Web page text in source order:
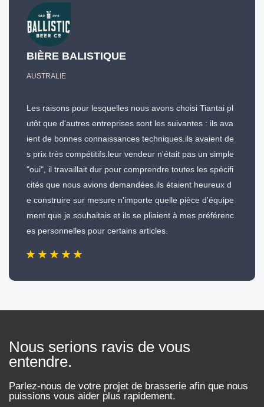
BIÈRE BALISTIQUE
AUSTRALIE
Les raisons pour lesquelles nous avons choisi Tiantai pl
utôt que d'autres entreprises sont les suivantes : ils ava
ient de bonnes connaissances techniques.ils avaient de
s prix très compétitifs.leur vendeur n'était pas un simple
"oui", il travaillait dur pour comprendre toutes les spécifi
cités que nous avions demandées.ils étaient heureux d
e construire sur mesure n'importe quelle pièce d'équipe
ment que je souhaitais et ils se pliaient à mes préférenc
es personnelles pour certains articles.
Nous serions ravis de vous
entendre.
Parlez-nous de votre projet de brasserie afin que nous
puissions vous aider plus rapidement.